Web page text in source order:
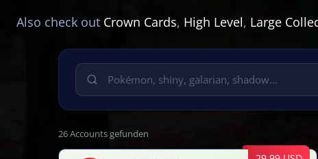
Also check out Crown Cards, High Level, Large
26 Accounts gefunden